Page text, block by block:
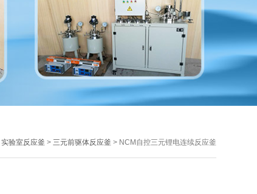
实验室反应釜 > 三元前驱体反应釜 > NCM自控三元锂电连续反应釜